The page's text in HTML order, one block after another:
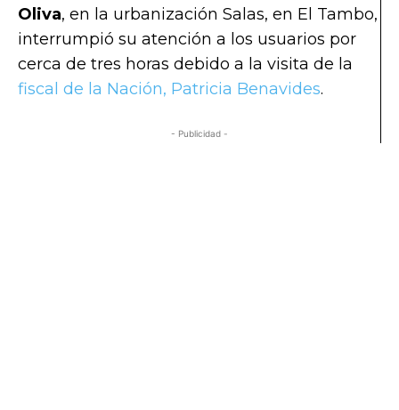
Oliva, en la urbanización Salas, en El Tambo,
interrumpió su atención a los usuarios por
cerca de tres horas debido a la visita de la
fiscal de la Nación, Patricia Benavides.
- Publicidad -